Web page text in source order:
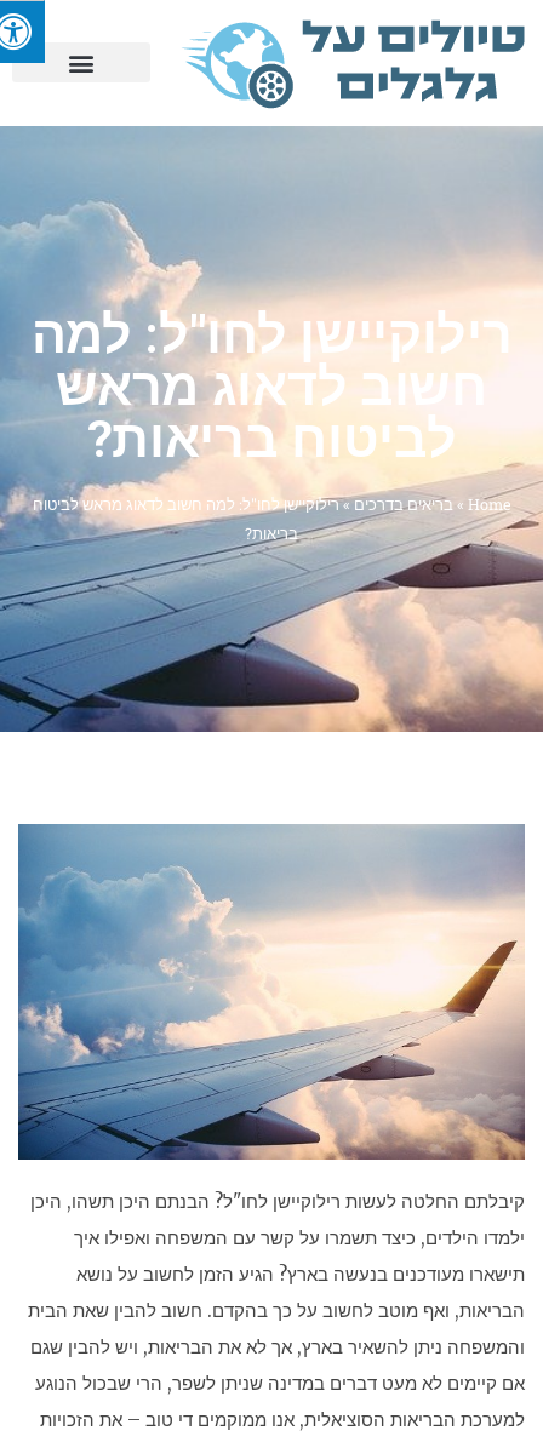
רילוקיישן לחו"ל: למה
חשוב לדאוג מראש
לביטוח בריאות?
Home
»בריאים בדרכים»רילוקיישן לחו"ל: למה חשוב לדאוג מראש לביטוח
בריאות?
קיבלתם החלטה לעשות רילוקיישן לחו"ל? הבנתם היכן תשהו, היכן
ילמדו הילדים, כיצד תשמרו על קשר עם המשפחה ואפילו איך
תישארו מעודכנים בנעשה בארץ? הגיע הזמן לחשוב על נושא
הבריאות, ואף מוטב לחשוב על כך בהקדם. חשוב להבין שאת הבית
והמשפחה ניתן להשאיר בארץ, אך לא את הבריאות, ויש להבין שגם
אם קיימים לא מעט דברים במדינה שניתן לשפר, הרי שבכול הנוגע
למערכת הבריאות הסוציאלית, אנו ממוקמים די טוב – את הזכויות